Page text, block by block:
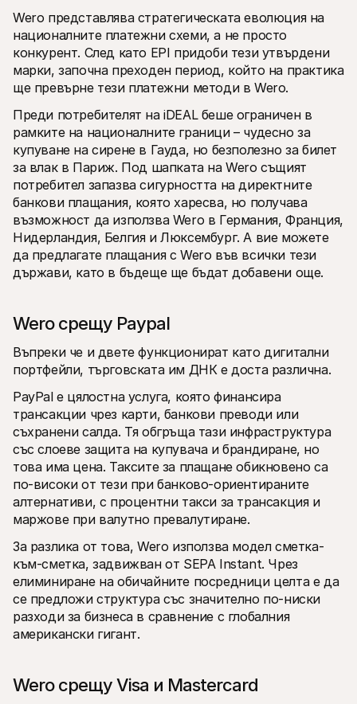
Wero представлява стратегическата еволюция на
националните платежни схеми, а не просто
конкурент. След като EPI придоби тези утвърдени
марки, започна преходен период, който на практика
ще превърне тези платежни методи в Wero.
Преди потребителят на iDEAL беше ограничен в
рамките на националните граници – чудесно за
купуване на сирене в Гауда, но безполезно за билет
за влак в Париж. Под шапката на Wero същият
потребител запазва сигурността на директните
банкови плащания, която харесва, но получава
възможност да използва Wero в Германия, Франция,
Нидерландия, Белгия и Люксембург. А вие можете
да предлагате плащания с Wero във всички тези
държави, като в бъдеще ще бъдат добавени още.
Wero срещу Paypal
Въпреки че и двете функционират като дигитални
портфейли, търговската им ДНК е доста различна.
PayPal е цялостна услуга, която финансира
трансакции чрез карти, банкови преводи или
съхранени салда. Тя обгръща тази инфраструктура
със слоеве защита на купувача и брандиране, но
това има цена. Таксите за плащане обикновено са
по-високи от тези при банково-ориентираните
алтернативи, с процентни такси за трансакция и
маржове при валутно превалутиране.
За разлика от това, Wero използва модел сметка-
към-сметка, задвижван от SEPA Instant. Чрез
елиминиране на обичайните посредници целта е да
се предложи структура със значително по-ниски
разходи за бизнеса в сравнение с глобалния
американски гигант.
Wero срещу Visa и Mastercard